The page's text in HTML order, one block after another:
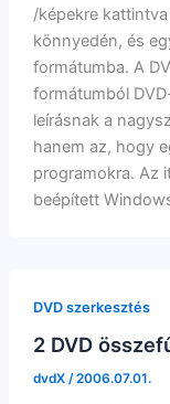
/képekre
könnyedén, és
formátumba. A
formátumból
leírásnak a
hanem az, hogy
programokra. Az
beépített
DVD szerkesztés
2 DVD
dvdX /2006.07.01.